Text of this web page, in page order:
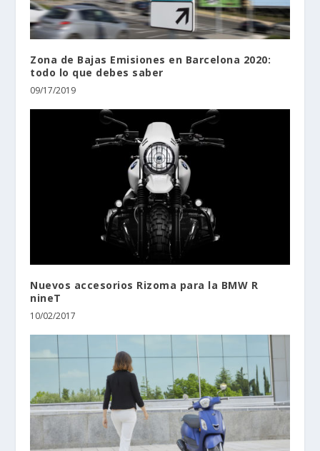
Zona de Bajas Emisiones en Barcelona 2020:
todo lo que debes saber
09/17/2019
Nuevos accesorios Rizoma para la BMW R
nineT
10/02/2017